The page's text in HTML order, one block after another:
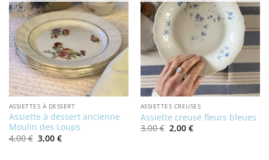
ASSIETTES À DESSERT
Assiette à dessert ancienne
Moulin des Loups
4,00€ Le
prix
3,00 €Le
prix
ASSIETTES CREUSES
Assiette creuse fleurs bleues
3,00€ Le
prix
2,00 €Le
prix